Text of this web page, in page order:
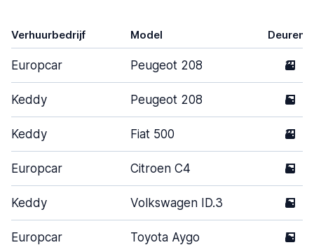
Verhuurbedrijf Model Deuren
Europcar Peugeot 208 3
Keddy Peugeot 208 5
Keddy Fiat 500 3
Europcar Citroen C4 5
Keddy Volkswagen ID.3 5
Europcar Toyota Aygo 5